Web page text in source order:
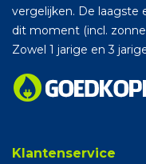
vergelijken. De laagste
dit moment (incl.
Zowel 1 jarige en 3
Klantenservice